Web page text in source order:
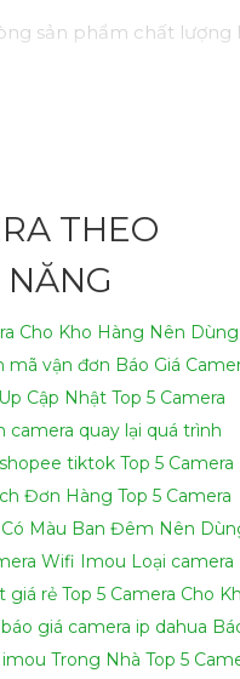
sản phẩm chất lượng
quả.
Cung cấp cho công
THEO
NĂNG
Cho Kho Hàng Nên Dùng
mã vận đơn Báo Giá
Cập Nhật Top 5 Camera
camera quay lại quá trình
tiktok Top 5 Camera
Đơn Hàng Top 5 Camera
Màu Ban Đêm Nên
Wifi Imou Loại camera
giá rẻ Top 5 Camera Cho
giá camera ip dahua
imou Trong Nhà Top 5